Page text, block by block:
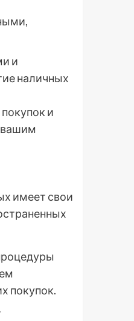
и
наличных
и
вашим
имеет свои
покупок.